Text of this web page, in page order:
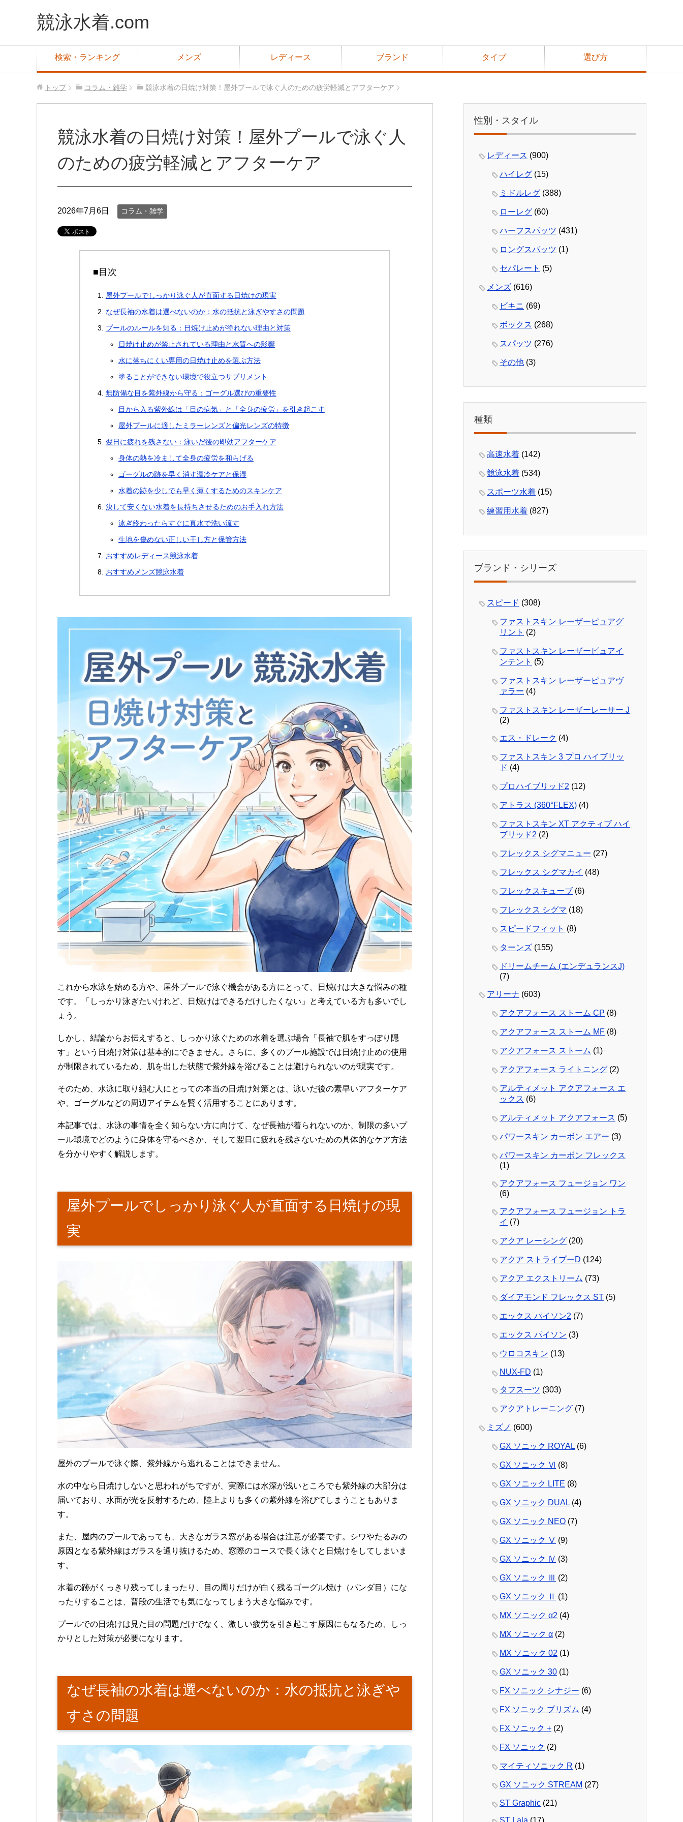
競泳水着.com
検索・ランキング メンズ レディース ブランド タイプ 選び方
トップ コラム・雑学 競泳水着の日焼け対策！屋外プールで泳ぐ人のための疲労軽減とアフターケア
競泳水着の日焼け対策！屋外プールで泳ぐ人
のための疲労軽減とアフターケア
2026年7月6日 コラム・雑学
■目次
屋外プールでしっかり泳ぐ人が直面する日焼けの現実
なぜ長袖の水着は選べないのか：水の抵抗と泳ぎやすさの問題
プールのルールを知る：日焼け止めが塗れない理由と対策
日焼け止めが禁止されている理由と水質への影響
水に落ちにくい専用の日焼け止めを選ぶ方法
塗ることができない環境で役立つサプリメント
無防備な目を紫外線から守る：ゴーグル選びの重要性
目から入る紫外線は「目の病気」と「全身の疲労」を引き起こす
屋外プールに適したミラーレンズと偏光レンズの特徴
翌日に疲れを残さない：泳いだ後の即効アフターケア
身体の熱を冷まして全身の疲労を和らげる
ゴーグルの跡を早く消す温冷ケアと保湿
水着の跡を少しでも早く薄くするためのスキンケア
決して安くない水着を長持ちさせるためのお手入れ方法
泳ぎ終わったらすぐに真水で洗い流す
生地を傷めない正しい干し方と保管方法
おすすめレディース競泳水着
おすすめメンズ競泳水着
これから水泳を始める方や、屋外プールで泳ぐ機会がある方にとって、日焼けは大きな悩みの種
です。「しっかり泳ぎたいけれど、日焼けはできるだけしたくない」と考えている方も多いでし
ょう。
しかし、結論からお伝えすると、しっかり泳ぐための水着を選ぶ場合「長袖で肌をすっぽり隠
す」という日焼け対策は基本的にできません。さらに、多くのプール施設では日焼け止めの使用
が制限されているため、肌を出した状態で紫外線を浴びることは避けられないのが現実です。
そのため、水泳に取り組む人にとっての本当の日焼け対策とは、泳いだ後の素早いアフターケア
や、ゴーグルなどの周辺アイテムを賢く活用することにあります。
本記事では、水泳の事情を全く知らない方に向けて、なぜ長袖が着られないのか、制限の多いプ
ール環境でどのように身体を守るべきか、そして翌日に疲れを残さないための具体的なケア方法
を分かりやすく解説します。
屋外プールでしっかり泳ぐ人が直面する日焼けの現
実
屋外のプールで泳ぐ際、紫外線から逃れることはできません。
水の中なら日焼けしないと思われがちですが、実際には水深が浅いところでも紫外線の大部分は
届いており、水面が光を反射するため、陸上よりも多くの紫外線を浴びてしまうこともありま
す。
また、屋内のプールであっても、大きなガラス窓がある場合は注意が必要です。シワやたるみの
原因となる紫外線はガラスを通り抜けるため、窓際のコースで長く泳ぐと日焼けをしてしまいま
す。
水着の跡がくっきり残ってしまったり、目の周りだけが白く残るゴーグル焼け（パンダ目）にな
ったりすることは、普段の生活でも気になってしまう大きな悩みです。
プールでの日焼けは見た目の問題だけでなく、激しい疲労を引き起こす原因にもなるため、しっ
かりとした対策が必要になります。
なぜ長袖の水着は選べないのか：水の抵抗と泳ぎや
すさの問題
性別・スタイル
レディース (900)
ハイレグ (15)
ミドルレグ (388)
ローレグ (60)
ハーフスパッツ (431)
ロングスパッツ (1)
セパレート (5)
メンズ (616)
ビキニ (69)
ボックス (268)
スパッツ (276)
その他 (3)
種類
高速水着 (142)
競泳水着 (534)
スポーツ水着 (15)
練習用水着 (827)
ブランド・シリーズ
スピード (308)
ファストスキン レーザーピュアグ
リント (2)
ファストスキン レーザーピュアイ
ンテント (5)
ファストスキン レーザーピュアヴ
ァラー (4)
ファストスキン レーザーレーサー J
(2)
エス・ドレーク (4)
ファストスキン 3 プロ ハイブリッ
ド (4)
プロハイブリッド2 (12)
アトラス (360°FLEX) (4)
ファストスキン XT アクティブ ハイ
ブリッド2 (2)
フレックス シグマニュー (27)
フレックス シグマカイ (48)
フレックスキューブ (6)
フレックス シグマ (18)
スピードフィット (8)
ターンズ (155)
ドリームチーム (エンデュランスJ)
(7)
アリーナ (603)
アクアフォース ストーム CP (8)
アクアフォース ストーム MF (8)
アクアフォース ストーム (1)
アクアフォース ライトニング (2)
アルティメット アクアフォース エ
ックス (6)
アルティメット アクアフォース (5)
パワースキン カーボン エアー (3)
パワースキン カーボン フレックス
(1)
アクアフォース フュージョン ワン
(6)
アクアフォース フュージョン トラ
イ (7)
アクア レーシング (20)
アクア ストライプーD (124)
アクア エクストリーム (73)
ダイアモンド フレックス ST (5)
エックス パイソン2 (7)
エックス パイソン (3)
ウロコスキン (13)
NUX-FD (1)
タフスーツ (303)
アクアトレーニング (7)
ミズノ (600)
GX ソニック ROYAL (6)
GX ソニック Ⅵ (8)
GX ソニック LITE (8)
GX ソニック DUAL (4)
GX ソニック NEO (7)
GX ソニック Ⅴ (9)
GX ソニック Ⅳ (3)
GX ソニック Ⅲ (2)
GX ソニック Ⅱ (1)
MX ソニック α2 (4)
MX ソニック α (2)
MX ソニック 02 (1)
GX ソニック 30 (1)
FX ソニック シナジー (6)
FX ソニック プリズム (4)
FX ソニック + (2)
FX ソニック (2)
マイティソニック R (1)
GX ソニック STREAM (27)
ST Graphic (21)